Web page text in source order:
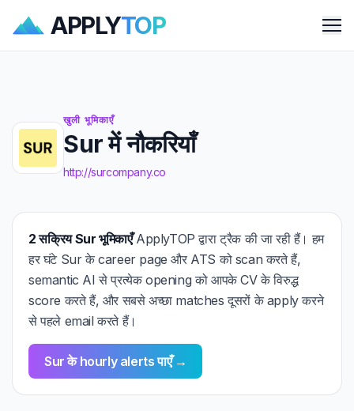
APPLYTOP
खुली भूमिकाएँ
Sur में नौकरियाँ
http://surcompany.co
2 सक्रिय Sur भूमिकाएँApplyTOP द्वारा ट्रैक की जा रही हैं। हम
हर घंटे Sur के career page और ATS को scan करते हैं,
semantic AI से प्रत्येक opening को आपके CV के विरुद्ध
score करते हैं, और सबसे अच्छा matches दूसरों के apply करने
से पहले email करते हैं।
Sur के hourly alerts पाएँ →